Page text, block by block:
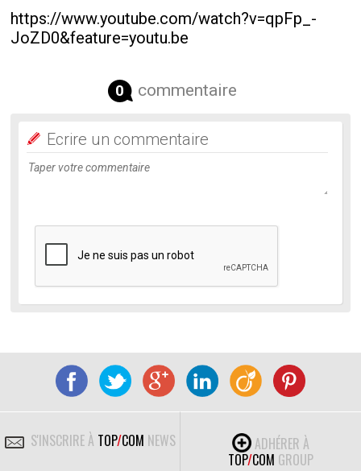
https://www.youtube.com/watch?v=qpFp_-
JoZD0&feature=youtu.be
0 commentaire
Ecrire un commentaire
S'INSCRIRE À TOP/COM NEWS
ADHÉRER À
TOP/COM GROUP